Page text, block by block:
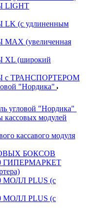
(с удлиненным
(увеличенная
(широкий
ТРАНСПОРТЕРОМ
"Нордика"
угловой "Нордика"
кассовых модулей
кассавого модуля
БОКСОВ
ГИПЕРМАРКЕТ
МОЛЛ PLUS (с
МОЛЛ PLUS (с